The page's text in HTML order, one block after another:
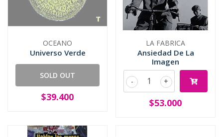
OCEANO
Universo Verde
SOLD OUT
$39.400
LA FABRICA
Ansiedad De La
Imagen
+
-
$53.000